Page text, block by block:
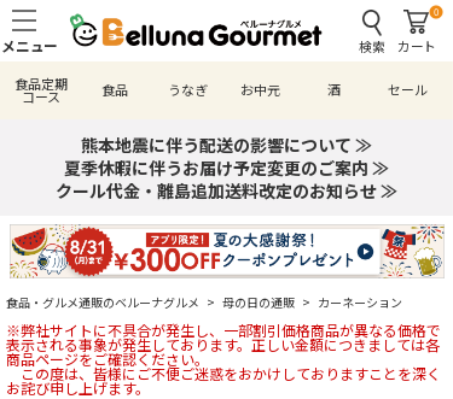
検索
0
カート
食品定期
コース 食品 うなぎ お中元 酒 セール
熊本地震に伴う配送の影響について ≫
夏季休暇に伴うお届け予定変更のご案内 ≫
クール代金・離島追加送料改定のお知らせ ≫
食品・グルメ通販のベルーナグルメ > 母の日の通販 > カーネーション
※弊社サイトに不具合が発生し、一部割引価格商品が異なる価格で
表示される事象が発生しております。正しい金額につきましては各
商品ページをご確認ください。
この度は、皆様にご不便ご迷惑をおかけしておりますことを深く
お詫び申し上げます。